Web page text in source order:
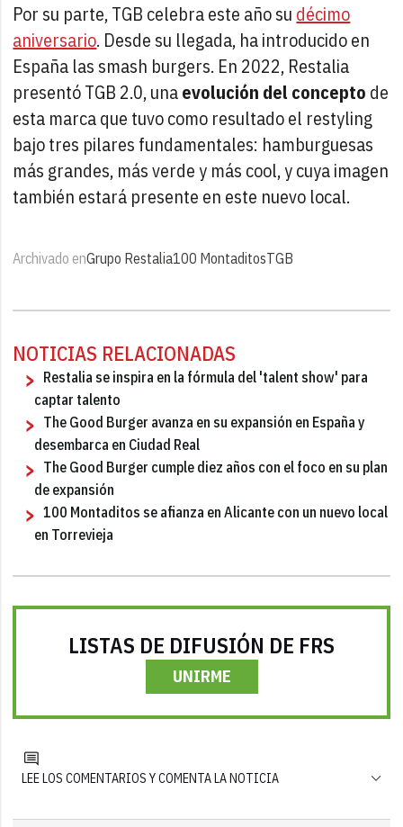
Por su parte, TGB celebra este año su décimo
aniversario. Desde su llegada, ha introducido en
España las smash burgers. En 2022, Restalia
presentó TGB 2.0, unaevolución del concepto de
esta marca que tuvo como resultado el restyling
bajo tres pilares fundamentales: hamburguesas
más grandes, más verde y más cool, y cuya imagen
también estará presente en este nuevo local.
Archivado enGrupo Restalia100 MontaditosTGB
NOTICIAS RELACIONADAS
Restalia se inspira en la fórmula del 'talent show' para
captar talento
The Good Burger avanza en su expansión en España y
desembarca en Ciudad Real
The Good Burger cumple diez años con el foco en su plan
de expansión
100 Montaditos se afianza en Alicante con un nuevo local
en Torrevieja
LISTAS DE DIFUSIÓN DE FRS
UNIRME
LEE LOS COMENTARIOS Y COMENTA LA NOTICIA